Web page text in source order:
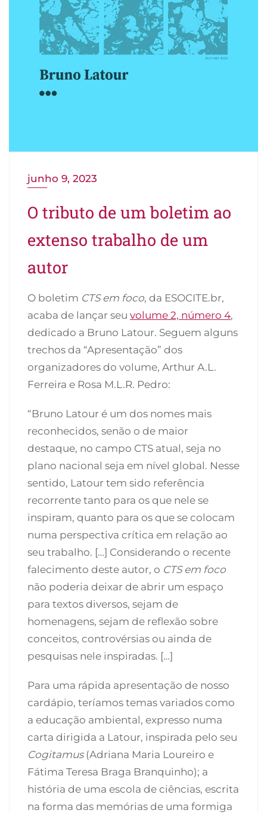
junho 9, 2023
O tributo de um boletim ao
extenso trabalho de um
autor
O boletim CTS em foco, da ESOCITE.br,
acaba de lançar seu volume 2, número 4,
dedicado a Bruno Latour. Seguem alguns
trechos da “Apresentação” dos
organizadores do volume, Arthur A.L.
Ferreira e Rosa M.L.R. Pedro:
“Bruno Latour é um dos nomes mais
reconhecidos, senão o de maior
destaque, no campo CTS atual, seja no
plano nacional seja em nível global. Nesse
sentido, Latour tem sido referência
recorrente tanto para os que nele se
inspiram, quanto para os que se colocam
numa perspectiva crítica em relação ao
seu trabalho. […] Considerando o recente
falecimento deste autor, o CTS em foco
não poderia deixar de abrir um espaço
para textos diversos, sejam de
homenagens, sejam de reflexão sobre
conceitos, controvérsias ou ainda de
pesquisas nele inspiradas. […]
Para uma rápida apresentação de nosso
cardápio, teríamos temas variados como
a educação ambiental, expresso numa
carta dirigida a Latour, inspirada pelo seu
Cogitamus(Adriana Maria Loureiro e
Fátima Teresa Braga Branquinho); a
história de uma escola de ciências, escrita
na forma das memórias de uma formiga